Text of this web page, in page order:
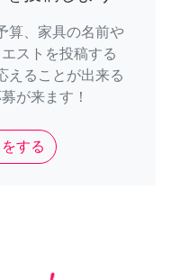
算、家具の名前や
ストを投稿する
えることが出来る
が来ます！
する